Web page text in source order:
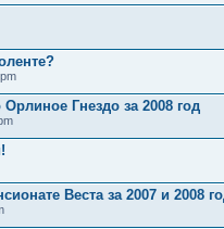
Гнездо за 2008 год
Веста за 2007 и 2008